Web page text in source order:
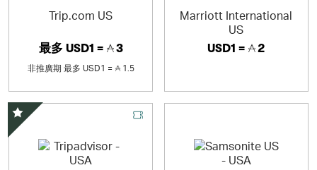
Trip.com US
最多 USD1 = 3
非推廣期 最多 USD1 = 1.5
Marriott International
US
USD1 = 2
精選優惠